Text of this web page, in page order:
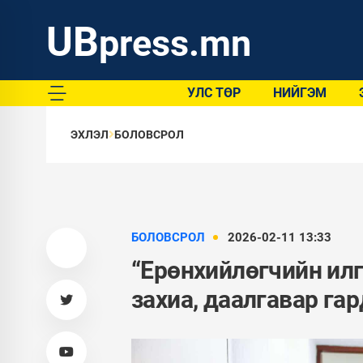
UBpress.mn
УЛС ТӨР НИЙГЭМ
ЭХЛЭЛ БОЛОВСРОЛ
БОЛОВСРОЛ 2026-02-11 13:33
“Ерөнхийлөгчийн
захиа, даалгавар